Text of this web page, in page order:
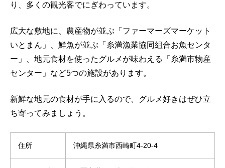
り、多くの観光客でにぎわっています。
広大な敷地に、農産物が並ぶ「ファーマーズマーケット
いとまん」、鮮魚が並ぶ「糸満漁業協同組合お魚センタ
ー」、地元食材を使ったグルメが味わえる「糸満市物産
センター」など5つの施設があります。
新鮮な地元の食材が手に入るので、グルメ好きはぜひ立
ち寄ってみましょう。
住所 沖縄県糸満市西崎町4-20-4